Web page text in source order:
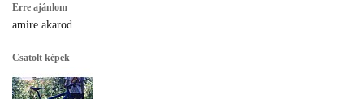
Erre ajánlom
amire akarod
Csatolt képek